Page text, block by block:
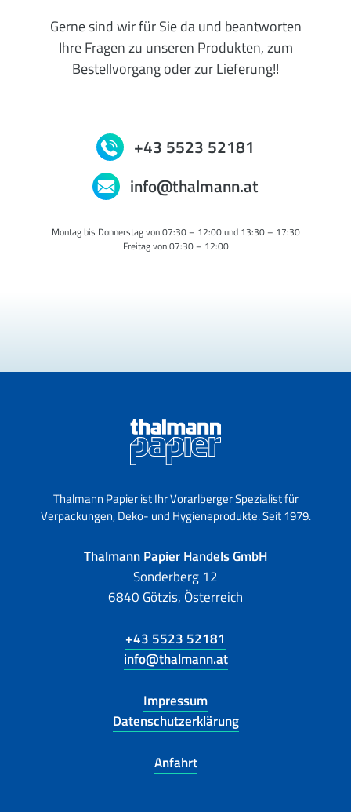
Gerne sind wir für Sie da und beantworten
Ihre Fragen zu unseren Produkten, zum
Bestellvorgang oder zur Lieferung!!
+43 5523 52181
info@thalmann.at
Montag bis Donnerstag von 07:30 – 12:00 und 13:30 – 17:30
Freitag von 07:30 – 12:00
Thalmann Papier ist Ihr Vorarlberger Spezialist für
Verpackungen, Deko- und Hygieneprodukte. Seit 1979.
Thalmann Papier Handels GmbH
Sonderberg 12
6840 Götzis, Österreich
+43 5523 52181
info@thalmann.at
Impressum
Datenschutzerklärung
Anfahrt